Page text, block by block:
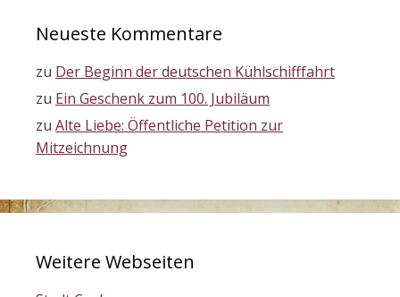
Neueste Kommentare
zu Der Beginn der deutschen Kühlschifffahrt
zu Ein Geschenk zum 100. Jubiläum
zu Alte Liebe: Öffentliche Petition zur
Mitzeichnung
Weitere Webseiten